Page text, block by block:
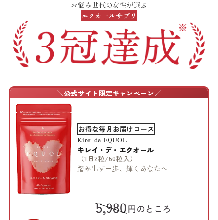
今の自分に合うケアで悩む方へ
お悩み世代の女性が選ぶ
エクオールサプリ
＼公式サイト限定キャンペーン／
お得な毎月お届けコース
Kirei de EQUOL
キレイ・デ・エクオール
（1日2粒/60粒入）
踏み出す一歩、輝くあなたへ